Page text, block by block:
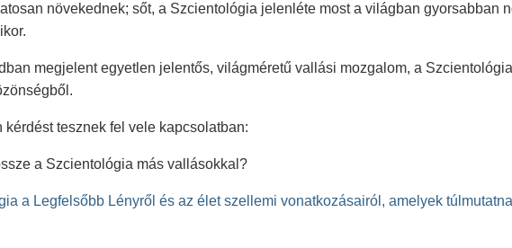
növekednek; sőt, a Szcientológia jelenléte most a világban gyorsabban
megjelent egyetlen jelentős, világméretű vallási mozgalom, a
kérdést tesznek fel vele kapcsolatban:
a Szcientológia más vallásokkal?
a Legfelsőbb Lényről és az élet szellemi vonatkozásairól, amelyek